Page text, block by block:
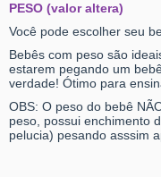
PESO (valor altera)
Você pode escolher seu
Bebês com peso são
estarem pegando um
verdade! Ótimo para
OBS: O peso do bebê
peso, possui enchimento
pelucia) pesando asssim